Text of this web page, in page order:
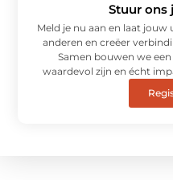
Stuur ons
Meld je nu aan en laat
anderen en creëer
Samen bouwen we
waardevol zijn en écht